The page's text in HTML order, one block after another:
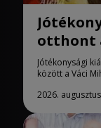
otthont
Központ
Jótékonysági
között a Váci
2026.